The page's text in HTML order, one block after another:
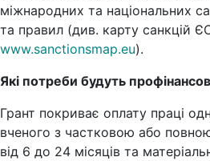
міжнародних та національних
та правил (див. карту санкцій
www.sanctionsmap.eu).
Які потреби будуть
Грант покриває оплату праці
вченого з частковою або
від 6 до 24 місяців та